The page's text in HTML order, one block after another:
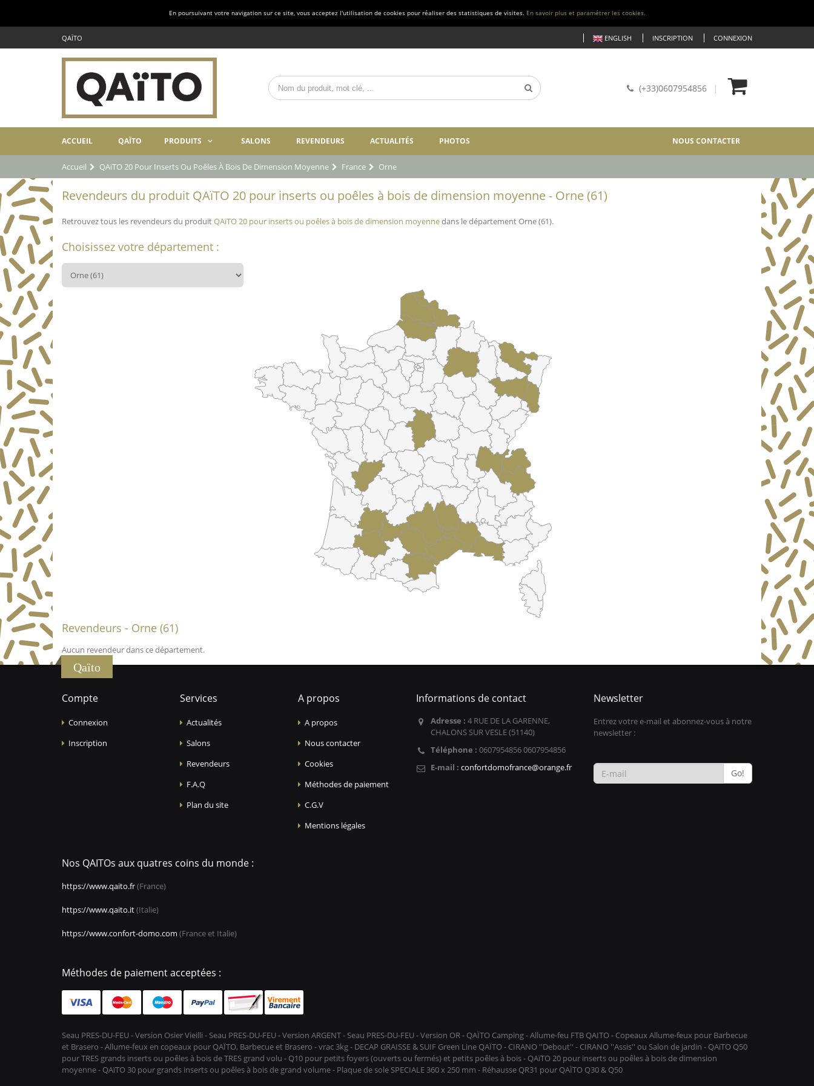
En poursuivant votre navigation sur ce site, vous acceptez l'utilisation de cookies pour réaliser des statistiques de visites. En savoir plus et paramétrer les cookies.
QAÏTO ENGLISH INSCRIPTION CONNEXION
(+33)0607954856
ACCUEIL QAÏTO PRODUITS SALONS REVENDEURS ACTUALITÉS PHOTOS NOUS CONTACTER
Accueil QAïTO 20 Pour Inserts Ou Poêles À Bois De Dimension Moyenne France Orne
Revendeurs du produit QAïTO 20 pour inserts ou poêles à bois de dimension moyenne - Orne (61)
Retrouvez tous les revendeurs du produitQAïTO 20 pour inserts ou poêles à bois de dimension moyennedans le département Orne (61).
Choisissez votre département :
Revendeurs - Orne (61)
Aucun revendeur dans ce département.
Qaïto
Compte
Connexion
Inscription
Services
Actualités
Salons
Revendeurs
F.A.Q
Plan du site
A propos
A propos
Nous contacter
Cookies
Méthodes de paiement
C.G.V
Mentions légales
Informations de contact
Adresse : 4 RUE DE LA GARENNE,
CHALONS SUR VESLE (51140)
Téléphone : 0607954856 0607954856
E-mail : confortdomofrance@orange.fr
Newsletter
Entrez votre e-mail et abonnez-vous à notre
newsletter :
Go!
Nos QAITOs aux quatres coins du monde :
https://www.qaito.fr(France)
https://www.qaito.it(Italie)
https://www.confort-domo.com (France et Italie)
Méthodes de paiement acceptées :
Seau PRES-DU-FEU - Version Osier Vieilli - Seau PRES-DU-FEU - Version ARGENT - Seau PRES-DU-FEU - Version OR - QAÏTO Camping - Allume-feu FTB QAITO - Copeaux Allume-feux pour Barbecue
et Brasero - Allume-feux en copeaux pour QAÏTO, Barbecue et Brasero - vrac 3kg - DECAP GRAISSE & SUIF Green Line QAÏTO - CIRANO ''Debout'' - CIRANO ''Assis'' ou Salon de jardin - QAïTO Q50
pour TRES grands inserts ou poêles à bois de TRES grand volu - Q10 pour petits foyers (ouverts ou fermés) et petits poêles à bois - QAïTO 20 pour inserts ou poêles à bois de dimension
moyenne - QAïTO 30 pour grands inserts ou poêles à bois de grand volume - Plaque de sole SPECIALE 360 x 250 mm - Réhausse QR31 pour QAÏTO Q30 & Q50